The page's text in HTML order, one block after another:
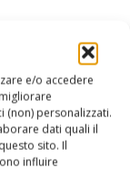
e/o accedere
(non) personalizzati.
dati quali il
sito. Il
influire
del San
per tutti i